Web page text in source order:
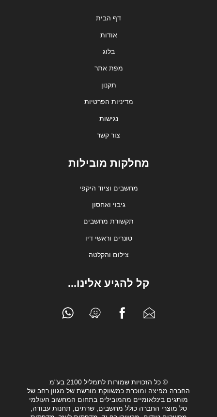
דף הבית
אודות
בלוג
מפת אתר
תקנון
מדיניות הפרטיות
נגישות
צור קשר
מחלקות מובילות
מחשבים וציוד היקפי
גיבוי ואחסון
תקשורת מחשבים
טונרים וראשי דיו
צילום והקלטה
קל להגיע אלינו...
© כל הזכויות שמורות לתמליל 2100 בע"מ
החברה מפיצה ומוכרת כמשווקת מורשת של מגוון רחב של
מותגים בינלאומיים מהמובילים בתחום המחשוב העולמי
סל מוצרי החברה כולל מחשבים, שרתים, תחנות עבודה,